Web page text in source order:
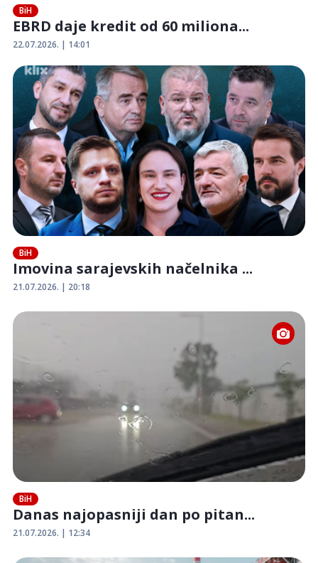
BiH
EBRD daje kredit od 60 miliona...
22.07.2026. | 14:01
BiH
Imovina sarajevskih načelnika ...
21.07.2026. | 20:18
BiH
Danas najopasniji dan po pitan...
21.07.2026. | 12:34